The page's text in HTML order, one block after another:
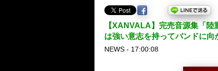
【XANVALA】完売音源集「
は強い意志を持ってバンドに向
NEWS - 17:00:08